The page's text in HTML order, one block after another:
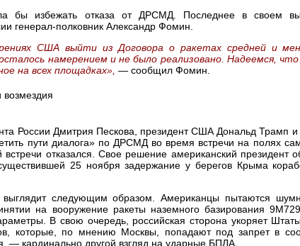
бы избежать отказа от ДРСМД. Последнее в своем
генерал-полковник Александр Фомин.
США выйти из Договора о ракетах средней и
намерением и не было реализовано. Надеемся,
на всех площадках», — сообщил Фомин.
России Дмитрия Пескова, президент США Дональд Трамп и
пути диалога» по ДРСМД во время встречи на полях
отказался. Свое решение американский президент
25 ноября задержание у берегов Крыма
следующим образом. Американцы пытаются
на вооружение ракеты наземного базирования
В свою очередь, российская сторона укоряет
которые, по мнению Москвы, попадают под запрет в
— кардинально другой взгляд на ударные БПЛА.